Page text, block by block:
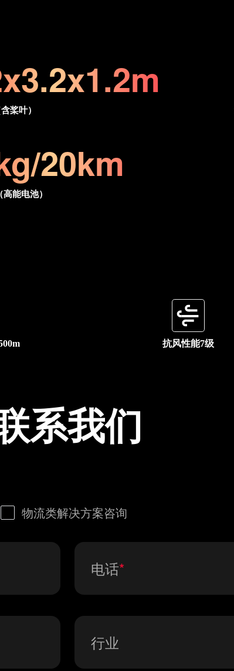
桨叶）
20km
能电池）
抗风性能7级
系我们
物流类解决方案咨询
电话
行业